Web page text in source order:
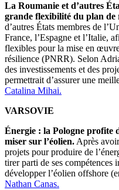
La Roumanie et d’autres
grande flexibilité du plan de
d’autres États membres de
France, l’Espagne et l’Italie,
flexibles pour la mise en
résilience (PNRR). Selon
des investissements et des
permettrait d’assurer une
Catalina Mihai.
VARSOVIE
Énergie : la Pologne profite
miser sur l’éolien. Après
projets pour produire de
tirer parti de ses compétences
développer l’éolien offshore
Nathan Canas.